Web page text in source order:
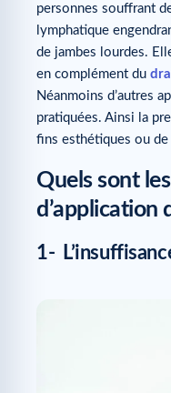
personnes souffrant
lymphatique
de jambes lourdes.
en complément du
Néanmoins d’autres
pratiquées. Ainsi la
fins esthétiques ou
Quels sont
d’application
1-